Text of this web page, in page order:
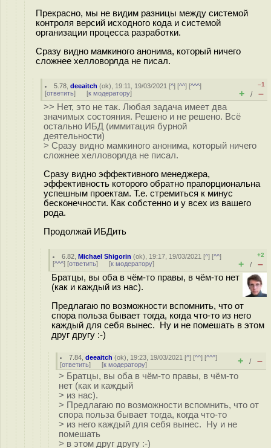
Прекрасно, мы не видим разницы между системой
контроля версий исходного кода и системой
организации процесса разработки.
Сразу видно мамкиного анонима, который ничего
сложнее хелловорлда не писал.
5.78 ,deeaitch (ok), 19:11, 19/03/2021 [^] [^^] [^^^]
[ответить] [к модератору]
–1
+ / –
>> Нет, это не так. Любая задача имеет два
значимых состояния. Решено и не решено. Всё
остально ИБД (иммитация бурной
деятельности)
> Сразу видно мамкиного анонима, который ничего
сложнее хелловорлда не писал.
Сразу видно эффективного менеджера,
эффективность которого обратно прапорциональна
успешным проектам. Т.е. стремиться к минус
бесконечности. Как собстенно и у всех из вашего
рода.
Продолжай ИБДить
6.82 ,Michael Shigorin (ok), 19:17, 19/03/2021 [^] [^^]
[^^^] [ответить] [к модератору]
+2
+ / –
Братцы, вы оба в чём-то правы, в чём-то нет
(как и каждый из нас).
Предлагаю по возможности вспомнить, что от
спора польза бывает тогда, когда что-то из него
каждый для себя вынес. Ну и не помешать в этом
друг другу :-)
7.84 ,deeaitch (ok), 19:23, 19/03/2021 [^] [^^] [^^^]
[ответить] [к модератору] + / –
> Братцы, вы оба в чём-то правы, в чём-то
нет (как и каждый
> из нас).
> Предлагаю по возможности вспомнить, что от
спора польза бывает тогда, когда что-то
> из него каждый для себя вынес. Ну и не
помешать
> в этом друг другу :-)